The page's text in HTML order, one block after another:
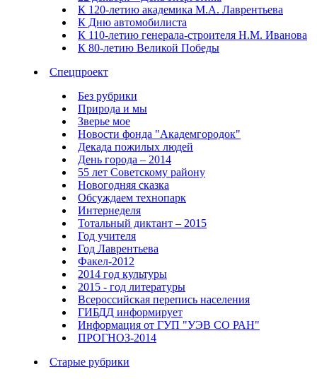
К 120-летию академика М.А. Лаврентьева
К Дню автомобилиста
К 110-летию генерала-строителя Н.М. Иванова
К 80-летию Великой Победы
Спецпроект
Без рубрики
Природа и мы
Зверье мое
Новости фонда "Академгородок"
Декада пожилых людей
День города – 2014
55 лет Советскому району
Новогодняя сказка
Обсуждаем технопарк
Интернеделя
Тотальный диктант – 2015
Год учителя
Год Лаврентьева
Факел-2012
2014 год культуры
2015 - год литературы
Всероссийская перепись населения
ГИБДД информирует
Информация от ГУП "УЭВ СО РАН"
ПРОГНОЗ-2014
Старые рубрики